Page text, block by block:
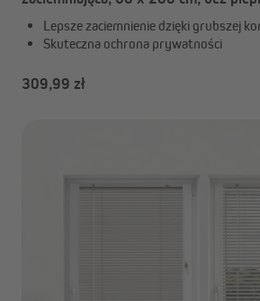
Lepsze zaciemnienie dzięki grubszej
Skuteczna ochrona prywatności
309,99 zł